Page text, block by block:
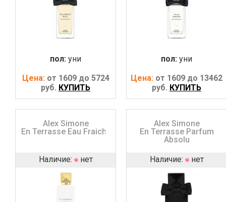
пол: уни
Цена: от 1609 до 5724
руб. КУПИТЬ
пол: уни
Цена: от 1609 до 13462
руб. КУПИТЬ
Alex Simone
En Terrasse Eau Fraiche
Наличие: нет
Alex Simone
En Terrasse Parfum
Absolu
Наличие: нет